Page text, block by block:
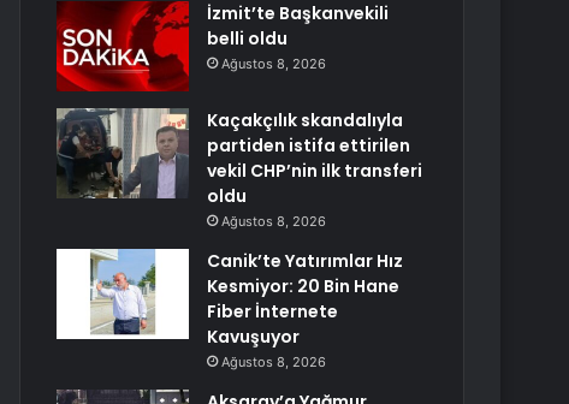
İzmit’te Başkanvekili
belli oldu
Ağustos 8, 2026
Kaçakçılık skandalıyla
partiden istifa ettirilen
vekil CHP’nin ilk transferi
oldu
Ağustos 8, 2026
Canik’te Yatırımlar Hız
Kesmiyor: 20 Bin Hane
Fiber İnternete
Kavuşuyor
Ağustos 8, 2026